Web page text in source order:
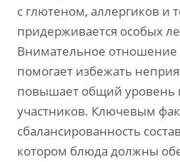
с глютеном, аллергиков и
придерживается особых
Внимательное отношение
помогает избежать
повышает общий уровень
участников. Ключевым
сбалансированность
котором блюда должны